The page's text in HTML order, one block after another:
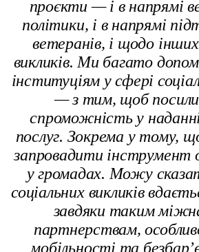
проєкти — і в напрямі
політики, і в напрямі
ветеранів, і щодо
викликів. Ми багато
інституціям у сфері
— з тим, щоб
спроможність у
послуг. Зокрема у тому,
запровадити інструмент
у громадах. Можу
соціальних викликів
завдяки таким
партнерствам,
мобільності та